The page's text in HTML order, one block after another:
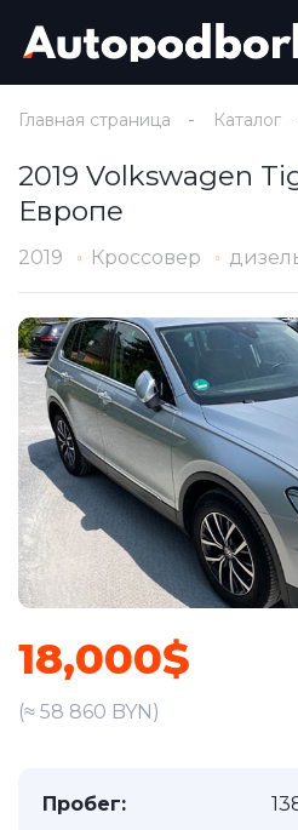
Главная страница Каталог
2019 Volkswagen
Европе
2019 Кроссовер
18,000$
(≈ 58 860 BYN)
Пробег: